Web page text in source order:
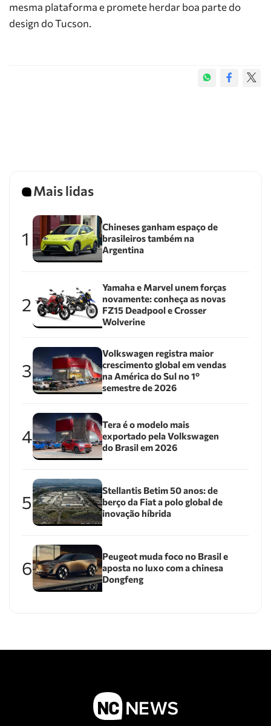
mesma plataforma e promete herdar boa parte do
design do Tucson.
Mais lidas
1
Chineses ganham espaço de
brasileiros também na
Argentina
2
Yamaha e Marvel unem forças
novamente: conheça as novas
FZ15 Deadpool e Crosser
Wolverine
3
Volkswagen registra maior
crescimento global em vendas
na América do Sul no 1º
semestre de 2026
4
Tera é o modelo mais
exportado pela Volkswagen
do Brasil em 2026
5
Stellantis Betim 50 anos: de
berço da Fiat a polo global de
inovação híbrida
6
Peugeot muda foco no Brasil e
aposta no luxo com a chinesa
Dongfeng